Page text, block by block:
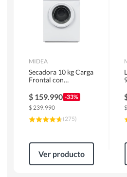
MIDEA
Secadora 10 kg Carga
Frontal con
MD100A100/W2
$ 159.990 -33%
$239.990
(275)
Ver producto